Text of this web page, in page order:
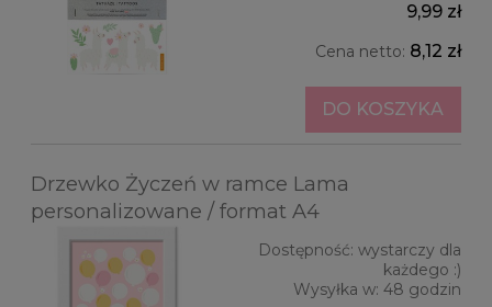
9,99 zł
Cena netto: 8,12 zł
DO KOSZYKA
Drzewko Życzeń w ramce Lama
personalizowane / format A4
Dostępność: wystarczy dla
każdego :)
Wysyłka w: 48 godzin